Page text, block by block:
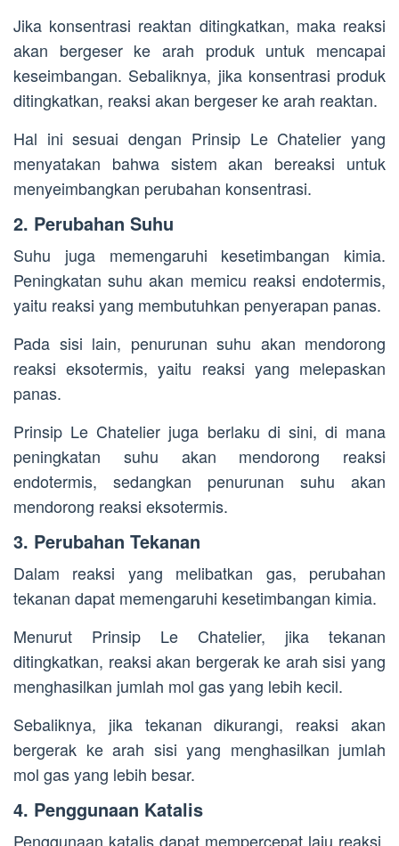
Jika konsentrasi reaktan ditingkatkan, maka reaksi
akan bergeser ke arah produk untuk mencapai
keseimbangan. Sebaliknya, jika konsentrasi produk
ditingkatkan, reaksi akan bergeser ke arah reaktan.
Hal ini sesuai dengan Prinsip Le Chatelier yang
menyatakan bahwa sistem akan bereaksi untuk
menyeimbangkan perubahan konsentrasi.
2. Perubahan Suhu
Suhu juga memengaruhi kesetimbangan kimia.
Peningkatan suhu akan memicu reaksi endotermis,
yaitu reaksi yang membutuhkan penyerapan panas.
Pada sisi lain, penurunan suhu akan mendorong
reaksi eksotermis, yaitu reaksi yang melepaskan
panas.
Prinsip Le Chatelier juga berlaku di sini, di mana
peningkatan suhu akan mendorong reaksi
endotermis, sedangkan penurunan suhu akan
mendorong reaksi eksotermis.
3. Perubahan Tekanan
Dalam reaksi yang melibatkan gas, perubahan
tekanan dapat memengaruhi kesetimbangan kimia.
Menurut Prinsip Le Chatelier, jika tekanan
ditingkatkan, reaksi akan bergerak ke arah sisi yang
menghasilkan jumlah mol gas yang lebih kecil.
Sebaliknya, jika tekanan dikurangi, reaksi akan
bergerak ke arah sisi yang menghasilkan jumlah
mol gas yang lebih besar.
4. Penggunaan Katalis
Penggunaan katalis dapat mempercepat laju reaksi,